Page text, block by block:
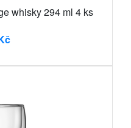
whisky 294 ml 4 ks